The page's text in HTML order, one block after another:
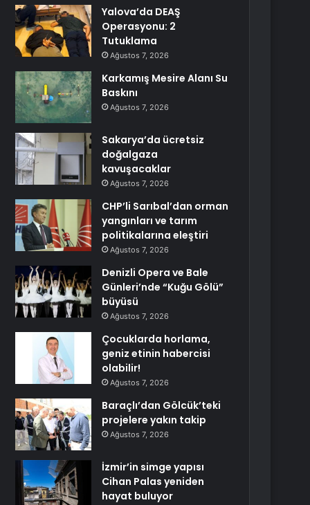
Yalova’da DEAŞ
Operasyonu: 2
Tutuklama
Ağustos 7, 2026
Karkamış Mesire Alanı Su
Baskını
Ağustos 7, 2026
Sakarya’da ücretsiz
doğalgaza
kavuşacaklar
Ağustos 7, 2026
CHP’li Sarıbal’dan orman
yangınları ve tarım
politikalarına eleştiri
Ağustos 7, 2026
Denizli Opera ve Bale
Günleri’nde “Kuğu Gölü”
büyüsü
Ağustos 7, 2026
Çocuklarda horlama,
geniz etinin habercisi
olabilir!
Ağustos 7, 2026
Baraçlı’dan Gölcük’teki
projelere yakın takip
Ağustos 7, 2026
İzmir’in simge yapısı
Cihan Palas yeniden
hayat buluyor